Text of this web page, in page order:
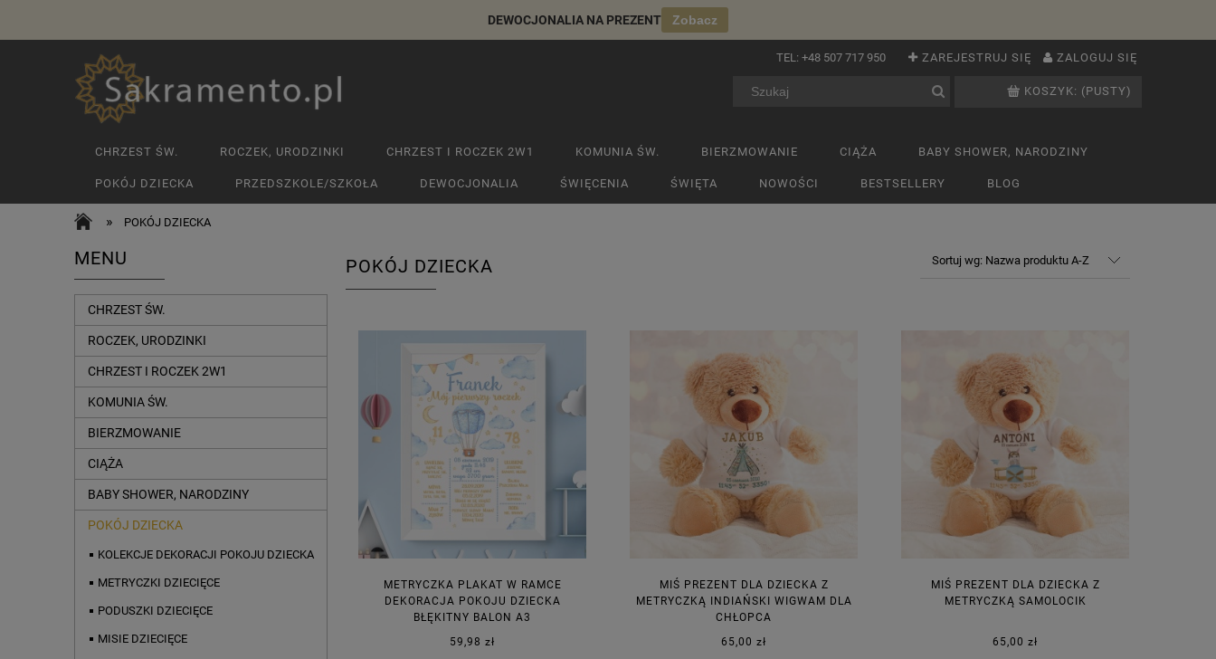
DEWOCJONALIA NA PREZENT Zobacz
ZAREJESTRUJ SIĘ ZALOGUJ SIĘ
TEL: +48 507 717 950
KOSZYK: (PUSTY)
CHRZEST ŚW. ROCZEK, URODZINKI CHRZEST I ROCZEK 2W1 KOMUNIA ŚW. BIERZMOWANIE CIĄŻA BABY SHOWER, NARODZINY
POKÓJ DZIECKA PRZEDSZKOLE/SZKOŁA DEWOCJONALIA ŚWIĘCENIA ŚWIĘTA NOWOŚCI BESTSELLERY BLOG
» POKÓJ DZIECKA
MENU
CHRZEST ŚW.
ROCZEK, URODZINKI
CHRZEST I ROCZEK 2W1
KOMUNIA ŚW.
BIERZMOWANIE
CIĄŻA
BABY SHOWER, NARODZINY
POKÓJ DZIECKA
KOLEKCJE DEKORACJI POKOJU DZIECKA
METRYCZKI DZIECIĘCE
PODUSZKI DZIECIĘCE
MISIE DZIECIĘCE
POKÓJ DZIECKA Sortuj wg: Nazwa produktu A-Z
METRYCZKA PLAKAT W RAMCE
DEKORACJA POKOJU DZIECKA
BŁĘKITNY BALON A3
59,98 zł
MIŚ PREZENT DLA DZIECKA Z
METRYCZKĄ INDIAŃSKI WIGWAM DLA
CHŁOPCA
65,00 zł
MIŚ PREZENT DLA DZIECKA Z
METRYCZKĄ SAMOLOCIK
65,00 zł